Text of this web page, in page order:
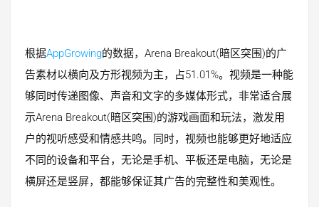
根据AppGrowing的数据，Arena Breakout(暗区突围)的广
告素材以横向及方形视频为主，占51.01%。视频是一种能
够同时传递图像、声音和文字的多媒体形式，非常适合展
示Arena Breakout(暗区突围)的游戏画面和玩法，激发用
户的视听感受和情感共鸣。同时，视频也能够更好地适应
不同的设备和平台，无论是手机、平板还是电脑，无论是
横屏还是竖屏，都能够保证其广告的完整性和美观性。